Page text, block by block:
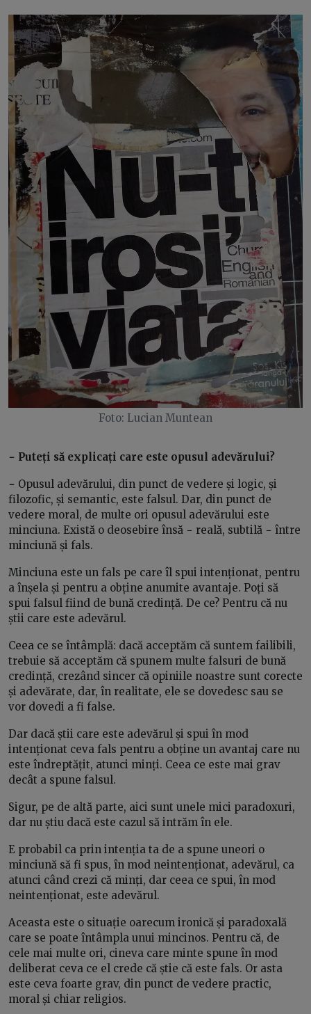
Foto: Lucian Muntean
− Puteți să explicați care este opusul adevărului?
− Opusul adevărului, din punct de vedere și logic, și
filozofic, și semantic, este falsul. Dar, din punct de
vedere moral, de multe ori opusul adevărului este
minciuna. Există o deosebire însă − reală, subtilă − între
minciună și fals.
Minciuna este un fals pe care îl spui intenționat, pentru
a înșela și pentru a obține anumite avantaje. Poți să
spui falsul fiind de bună credință. De ce? Pentru că nu
știi care este adevărul.
Ceea ce se întâmplă: dacă acceptăm că suntem failibili,
trebuie să acceptăm că spunem multe falsuri de bună
credință, crezând sincer că opiniile noastre sunt corecte
și adevărate, dar, în realitate, ele se dovedesc sau se
vor dovedi a fi false.
Dar dacă știi care este adevărul și spui în mod
intenționat ceva fals pentru a obține un avantaj care nu
este îndreptățit, atunci minți. Ceea ce este mai grav
decât a spune falsul.
Sigur, pe de altă parte, aici sunt unele mici paradoxuri,
dar nu știu dacă este cazul să intrăm în ele.
E probabil ca prin intenția ta de a spune uneori o
minciună să fi spus, în mod neintenționat, adevărul, ca
atunci când crezi că minți, dar ceea ce spui, în mod
neintenționat, este adevărul.
Aceasta este o situație oarecum ironică și paradoxală
care se poate întâmpla unui mincinos. Pentru că, de
cele mai multe ori, cineva care minte spune în mod
deliberat ceva ce el crede că știe că este fals. Or asta
este ceva foarte grav, din punct de vedere practic,
moral și chiar religios.